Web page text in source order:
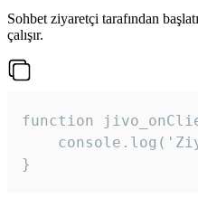
Sohbet ziyaretçi tarafından
çalışır.
function
}